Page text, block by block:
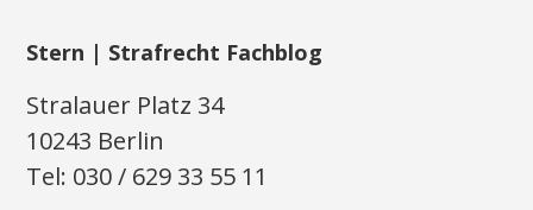
Stern | Strafrecht Fachblog
Stralauer Platz 34
10243 Berlin
Tel: 030 / 629 33 55 11